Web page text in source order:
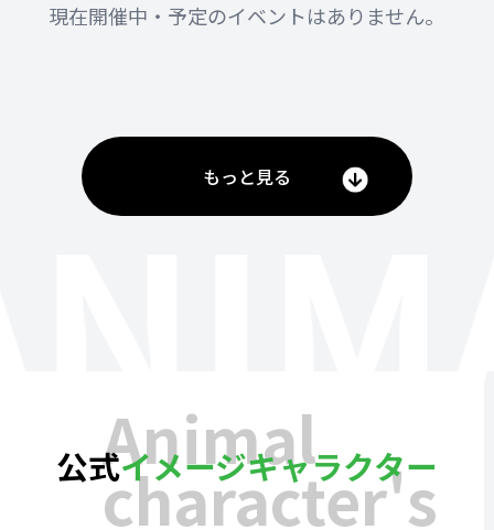
現在開催中・予定のイベントはありません。
もっと見る
公式イメージキャラクター
Animal
character's